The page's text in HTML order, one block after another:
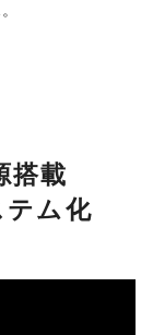
搭載
テム化